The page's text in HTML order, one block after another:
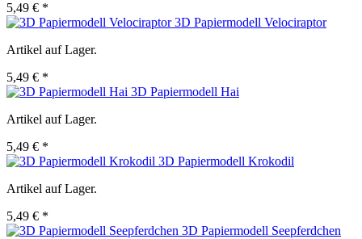
5,49 € *
3D Papiermodell Velociraptor
Artikel auf Lager.
5,49 € *
3D Papiermodell Hai
Artikel auf Lager.
5,49 € *
3D Papiermodell Krokodil
Artikel auf Lager.
5,49 € *
3D Papiermodell Seepferdchen